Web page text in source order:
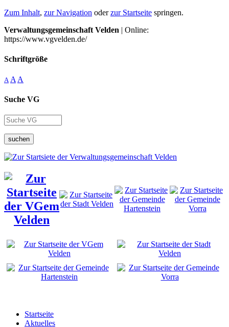
Zum Inhalt, zur Navigation oderzur Startseite springen.
Verwaltungsgemeinschaft Velden | Online:
https://www.vgvelden.de/
Schriftgröße
A A A
Suche VG
suchen
Startseite
Aktuelles